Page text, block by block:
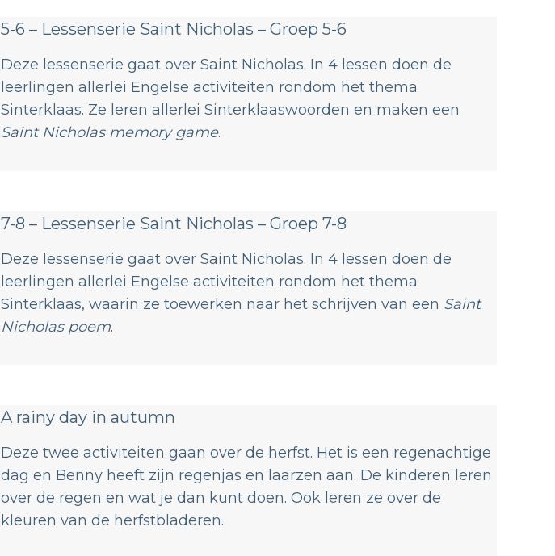
5-6 – Lessenserie Saint Nicholas – Groep 5-6
Deze lessenserie gaat over Saint Nicholas. In 4 lessen doen de
leerlingen allerlei Engelse activiteiten rondom het thema
Sinterklaas. Ze leren allerlei Sinterklaaswoorden en maken een
Saint Nicholas memory game.
7-8 – Lessenserie Saint Nicholas – Groep 7-8
Deze lessenserie gaat over Saint Nicholas. In 4 lessen doen de
leerlingen allerlei Engelse activiteiten rondom het thema
Sinterklaas, waarin ze toewerken naar het schrijven van een Saint
Nicholas poem.
​A rainy day in autumn
Deze twee activiteiten gaan over de herfst. Het is een regenachtige
dag en Benny heeft zijn regenjas en laarzen aan. De kinderen leren
over de regen en wat je dan kunt doen. Ook leren ze over de
kleuren van de herfstbladeren.